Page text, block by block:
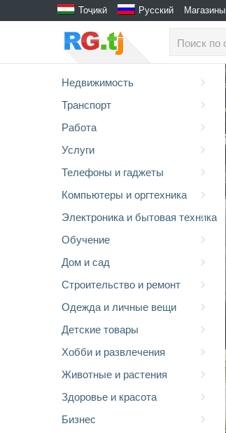
Тоҷикӣ Русский Магазины
Недвижимость
Транспорт
Работа
Услуги
Телефоны и гаджеты
Компьютеры и оргтехника
Электроника и бытовая техника
Обучение
Дом и сад
Строительство и ремонт
Одежда и личные вещи
Детские товары
Хобби и развлечения
Животные и растения
Здоровье и красота
Бизнес